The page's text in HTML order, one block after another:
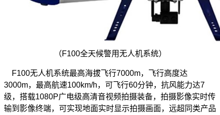
（F100全天候警用无人机系统）
F100无人机系统最高海拔飞行7000m，飞行高度达
3000m，最高航速100km/h，可飞行60分钟，抗风能力达7
级，搭载1080P广电级高清音视频拍摄装备，拍摄影像实时传
输到影像终端，可实现地面实时显示拍摄画面，远超同类产品